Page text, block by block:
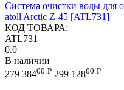
Система очистки воды для
atoll Arctic Z-45 [ATL731]
КОД ТОВАРА:
ATL731
0.0
В наличии
279 38400 Р 299 12800 Р